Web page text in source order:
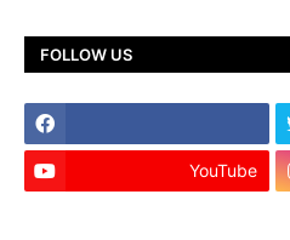
FOLLOW US
YouTube